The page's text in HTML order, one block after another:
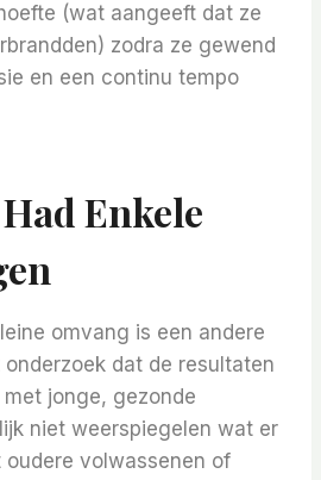
(wat aangeeft dat ze
zodra ze gewend
en een continu tempo
Enkele
omvang is een andere
dat de resultaten
jonge, gezonde
niet weerspiegelen wat er
oudere volwassenen of